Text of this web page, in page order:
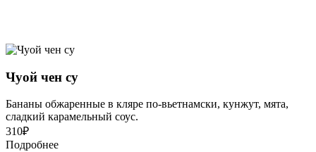
Чуой чен су
Бананы обжаренные в кляре по-вьетнамски, кунжут, мята,
сладкий карамельный соус.
310₽
Подробнее